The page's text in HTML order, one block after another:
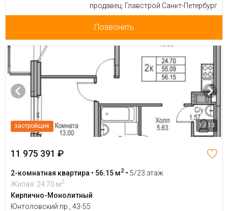
продавец: Главстрой Санкт-Петербург
Позвонить
застройщик 1 / 13
11 975 391 ₽
2-комнатная квартира • 56.15 м2 • 5/23 этаж
Жилая: 24.70 м2
Кирпично-Монолитный
Юнтоловский пр., 43-55